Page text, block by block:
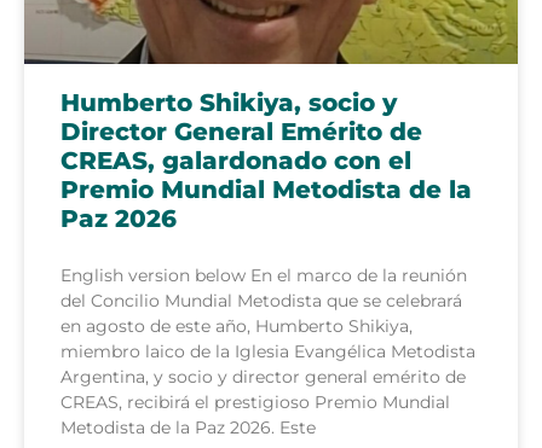
Humberto Shikiya, socio y
Director General Emérito de
CREAS, galardonado con el
Premio Mundial Metodista de la
Paz 2026
English version below En el marco de la reunión
del Concilio Mundial Metodista que se celebrará
en agosto de este año, Humberto Shikiya,
miembro laico de la Iglesia Evangélica Metodista
Argentina, y socio y director general emérito de
CREAS, recibirá el prestigioso Premio Mundial
Metodista de la Paz 2026. Este